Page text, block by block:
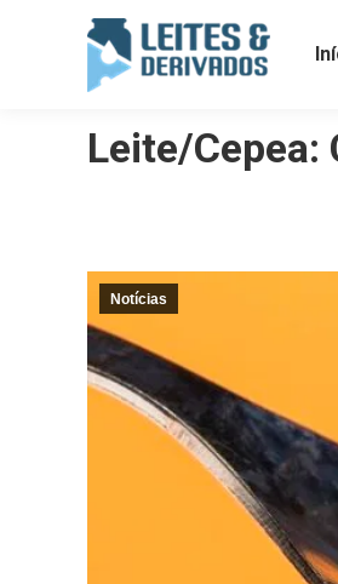
Leite/Cepea:
Notícias